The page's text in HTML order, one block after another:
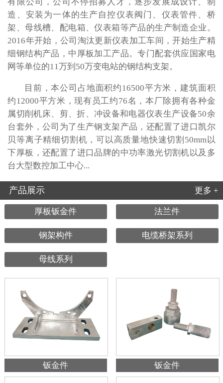
造、安装为一体的生产自控仪表阀门、仪表管件、桥
架、母线槽、配电箱、仪表箱等产品的生产制造企业。
2016年开始，公司淘汰更新仪表加工车间，开始生产精
细钢结构产品，中厚板加工产品。专门配套供应国家电
网等单位的11万到50万变电站的钢结构支架。
目前，本公司占地面积约16500平方米，建筑面积
约12000平方米，现有员工约76名，本厂除拥有各种金
属切削机床、剪、折、冲设备和电器仪表生产设备50余
台套外，公司为了生产钢支架产品，还配置了进口凯尔
贝等离子精细切割机，可以高质量地快速切割50mm以
下厚板，还配置了进口品牌的中功率激光切割机以及多
台大型数控加工中心...
产品展示 更多 +
厚板钣金件 法兰件
钢架构件 电缆桥架系列
母线系列
钣金件 钣金件